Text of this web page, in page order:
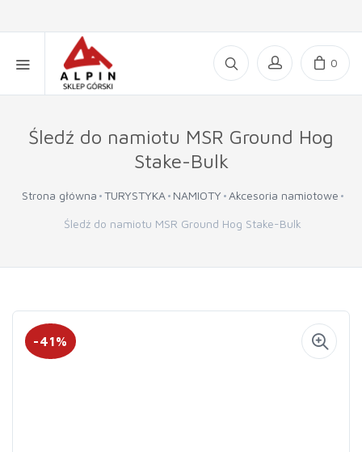
0
Śledź do namiotu MSR Ground Hog
Stake-Bulk
Strona główna TURYSTYKA NAMIOTY Akcesoria namiotowe
Śledź do namiotu MSR Ground Hog Stake-Bulk
-41%